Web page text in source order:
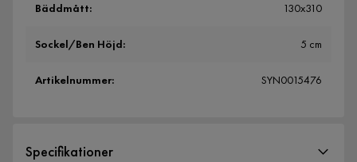
Bäddmått: 130x310
Sockel/Ben Höjd: 5 cm
Artikelnummer: SYN0015476
Specifikationer